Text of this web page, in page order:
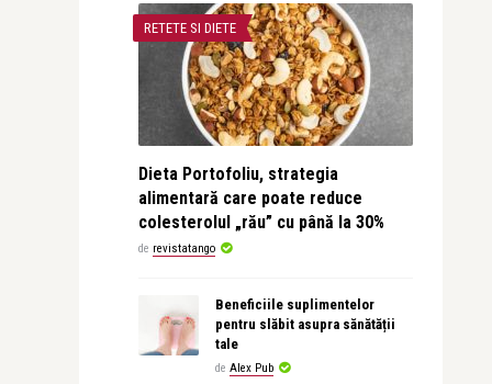
RETETE SI DIETE
Dieta Portofoliu, strategia
alimentară care poate reduce
colesterolul „rău” cu până la 30%
de revistatango
Beneficiile suplimentelor
pentru slăbit asupra sănătății
tale
de Alex Pub